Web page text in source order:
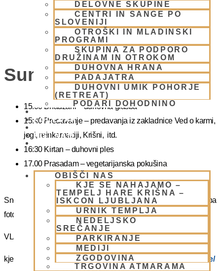
DELOVNE SKUPINE
CENTRI IN SANGE PO
SLOVENIJI
OTROŠKI IN MLADINSKI
PROGRAMI
SKUPINA ZA PODPORO
DRUŽINAM IN OTROKOM
DUHOVNA HRANA
PADAJATRA
DUHOVNI UMIK POHORJE
(RETREAT)
PODARI DOHODNINO
DONIRAJ
KOLEDAR
VAŠA VPRAŠANJA
PIŠI NAM
OBIŠČI NAS
KJE SE NAHAJAMO –
TEMPELJ HARE KRIŠNA –
ISKCON LJUBLJANA
URNIK TEMPLJA
NEDELJSKO
SREČANJE
PARKIRANJE
MEDIJI
ZGODOVINA
TRGOVINA ATMARAMA
Sunday Feast
15.00 Bhadžani – duhovna glasba
15:40 Predavanje – predavanja iz zakladnice Ved o karmi,
jogi, reinkarnaciji, Krišni, itd.
16:30 Kirtan – duhovni ples
17.00 Prasadam – vegetarijanska pokušina
19.00 Program plus – duhovna glasba
Snemanje in slikanje gostov je v templju prepovedano. Lahko pa
fotografirate slikate božanstva in slike v dvorani.
VLJUDNO VABLJENI
kje in kako parkirati – https://www.harekrisna.net/parkiranje/